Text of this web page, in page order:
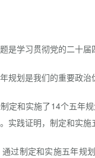
学习贯彻党的二十届
划是我们的重要政治
和实施了14个五年规
实践证明，制定和实
制定和实施五年规划